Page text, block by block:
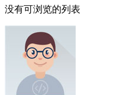
没有可浏览的列表